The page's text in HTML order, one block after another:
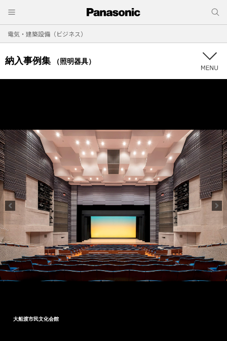
電気・建築設備（ビジネス）
納入事例集 （照明器具）
大船渡市民文化会館